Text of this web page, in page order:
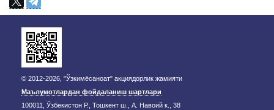
© 2012-2026, "Ўзкимёсаноат" акциядорлик жамияти
Маълумотлардан фойдаланиш шартлари
100011, Ўзбекистон Р., Тошкент ш., А. Навоий к., 38